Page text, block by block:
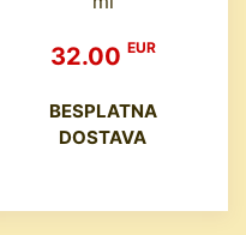
32.00 EUR
BESPLATNA
DOSTAVA